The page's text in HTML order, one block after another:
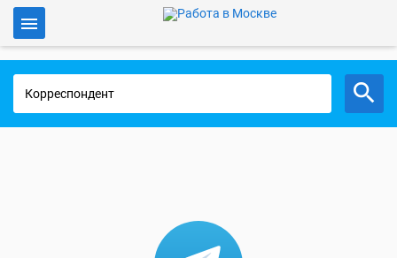
Работа в Москве